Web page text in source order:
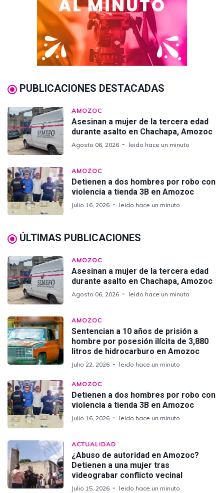
PUBLICACIONES DESTACADAS
AMOZOC
Asesinan a mujer de la tercera edad
durante asalto en Chachapa, Amozoc
Agosto 06, 2026 leido hace un minuto
AMOZOC
Detienen a dos hombres por robo con
violencia a tienda 3B en Amozoc
Julio 16, 2026 leido hace un minuto
ÚLTIMAS PUBLICACIONES
AMOZOC
Asesinan a mujer de la tercera edad
durante asalto en Chachapa, Amozoc
Agosto 06, 2026 leido hace un minuto
AMOZOC
Sentencian a 10 años de prisión a
hombre por posesión ilícita de 3,880
litros de hidrocarburo en Amozoc
Julio 22, 2026 leido hace un minuto
AMOZOC
Detienen a dos hombres por robo con
violencia a tienda 3B en Amozoc
Julio 16, 2026 leido hace un minuto
ACTUALIDAD
¿Abuso de autoridad en Amozoc?
Detienen a una mujer tras
videograbar conflicto vecinal
Julio 15, 2026 leido hace un minuto